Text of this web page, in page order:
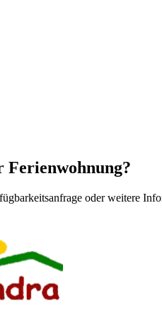
Ferienwohnung?
oder weitere